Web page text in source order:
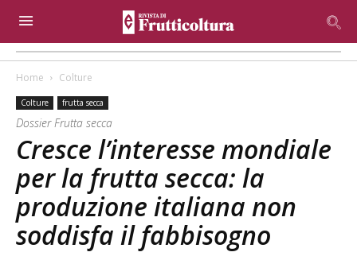
Home Colture
Colture frutta secca
Dossier Frutta secca
Cresce l’interesse mondiale
per la frutta secca: la
produzione italiana non
soddisfa il fabbisogno